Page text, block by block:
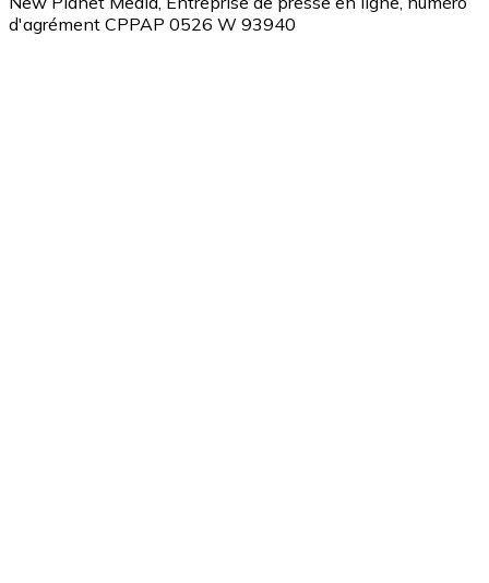
d'agrément CPPAP 0526 W 93940